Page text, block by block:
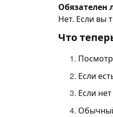
Обязателен
Нет. Если вы
Что
Если
Если